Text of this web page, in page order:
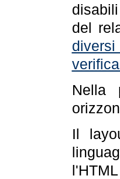
del
Nella
Il